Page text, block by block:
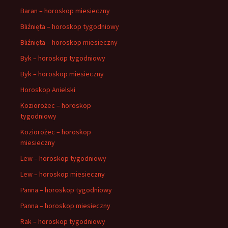
Baran – horoskop miesieczny
Bliźnięta – horoskop tygodniowy
Bliźnięta – horoskop miesieczny
Byk – horoskop tygodniowy
Byk – horoskop miesieczny
Horoskop Anielski
Koziorożec – horoskop
tygodniowy
Koziorożec – horoskop
miesieczny
Lew – horoskop tygodniowy
Lew – horoskop miesieczny
Panna – horoskop tygodniowy
Panna – horoskop miesieczny
Rak – horoskop tygodniowy